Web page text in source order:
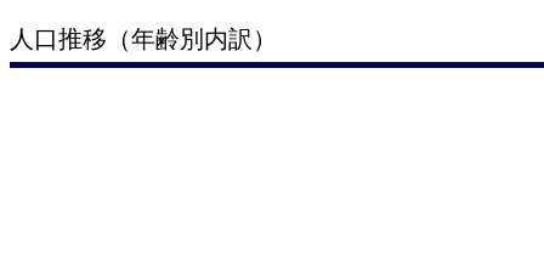
人口推移（年齢別内訳）